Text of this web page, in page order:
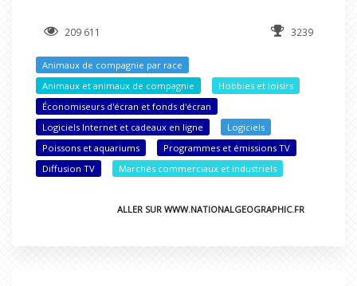
209 611 3239
Animaux de compagnie par race
Animaux et animaux de compagnie
Hobbies et loisirs
Économiseurs d'écran et fonds d'écran
Logiciels Internet et cadeaux en ligne
Logiciels
Poissons et aquariums
Programmes et émissions TV
Diffusion TV
Marchés commerciaux et industriels
ALLER SUR WWW.NATIONALGEOGRAPHIC.FR